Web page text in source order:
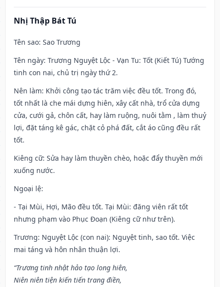
Nhị Thập Bát Tú
Tên sao: Sao Trương
Tên ngày: Trương Nguyệt Lộc - Vạn Tu: Tốt (Kiết Tú) Tướng
tinh con nai, chủ trị ngày thứ 2.
Nên làm: Khởi công tạo tác trăm việc đều tốt. Trong đó,
tốt nhất là che mái dựng hiên, xây cất nhà, trổ cửa dựng
cửa, cưới gả, chôn cất, hay làm ruộng, nuôi tằm , làm thuỷ
lợi, đặt táng kê gác, chặt cỏ phá đất, cắt áo cũng đều rất
tốt.
Kiêng cữ: Sửa hay làm thuyền chèo, hoặc đẩy thuyền mới
xuống nước.
Ngoại lệ:
- Tại Mùi, Hợi, Mão đều tốt. Tại Mùi: đăng viên rất tốt
nhưng phạm vào Phục Đoạn (Kiêng cữ như trên).
Trương: Nguyệt Lộc (con nai): Nguyệt tinh, sao tốt. Việc
mai táng và hôn nhân thuận lợi.
“Trương tinh nhật hảo tạo long hiên,
Niên niên tiện kiến tiến trang điền,